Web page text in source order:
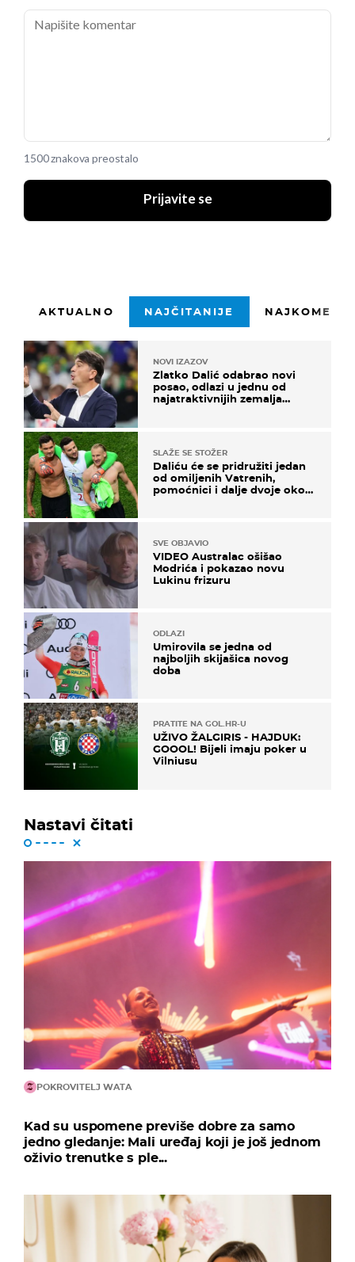
1500 znakova preostalo
Prijavite se
AKTUALNO NAJČITANIJE
NOVI IZAZOV
Zlatko Dalić odabrao novi
posao, odlazi u jednu od
najatraktivnijih zemalja
SLAŽE SE STOŽER
Daliću će se pridružiti jedan
od omiljenih Vatrenih,
pomoćnici i dalje dvoje oko
SVE OBJAVIO
VIDEO Australac ošišao
Modrića i pokazao novu
Lukinu frizuru
ODLAZI
Umirovila se jedna od
najboljih skijašica novog
doba
PRATITE NA GOL.HR-U
UŽIVO ŽALGIRIS - HAJDUK:
GOOOL! Bijeli imaju poker u
Vilniusu
Nastavi čitati
POKROVITELJ WATA
Kad su uspomene previše dobre za samo
jedno gledanje: Mali uređaj koji je još jednom
oživio trenutke s ple...